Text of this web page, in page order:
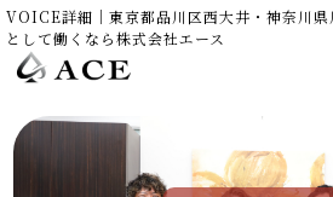
VOICE詳細｜東京都品川区西大井・神奈川県
として働くなら株式会社エース